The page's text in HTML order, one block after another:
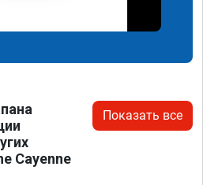
Cayenne
Показать все